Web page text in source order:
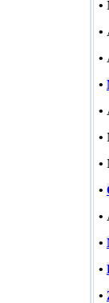
•
•
•
•
•
•
•
•
•
•
•
•